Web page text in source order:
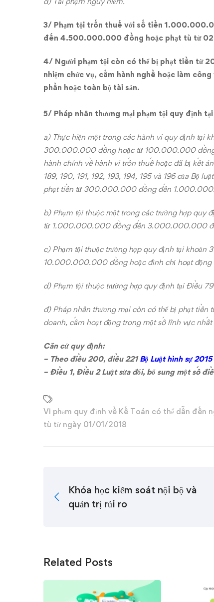
3/ Phạm tội trốn thuế với số tiền
đến 4.500.000.000 đồng hoặc phạt tù từ 02
4/ Người phạm tội còn có thể bị phạt tiền
nhiệm chức vụ, cấm hành nghề hoặc làm
phần hoặc toàn bộ tài sản.
5/ Pháp nhân thương mại phạm tội quy định
a) Thực hiện một trong các hành vi quy định tại
300.000.000 đồng hoặc từ 100.000.000
hành chính về hành vi trốn thuế hoặc đã bị kết
189, 190, 191, 192, 193, 194, 195 và 196 của Bộ
phạt tiền từ 300.000.000 đồng đến
b) Phạm tội thuộc một trong các trường hợp quy
từ 1.000.000.000 đồng đến 3.000.000.000
c) Phạm tội thuộc trường hợp quy định tại
10.000.000.000 đồng hoặc đình chỉ hoạt động
d) Phạm tội thuộc trường hợp quy định tại Điều
đ) Pháp nhân thương mại còn có thể bị phạt
doanh, cấm hoạt động trong một số lĩnh vực
Căn cứ quy định:
– Theo điều 200, điều 221Bộ Luật hình sự 2015
– Điều 1, Điều 2 Luật sửa đổi, bổ sung một số
Vi phạm quy định về Kế Toán có thể dẫn đến
tù từ ngày 01/01/2018
Khóa học kiểm soát nội bộ và
quản trị rủi ro
Related Posts